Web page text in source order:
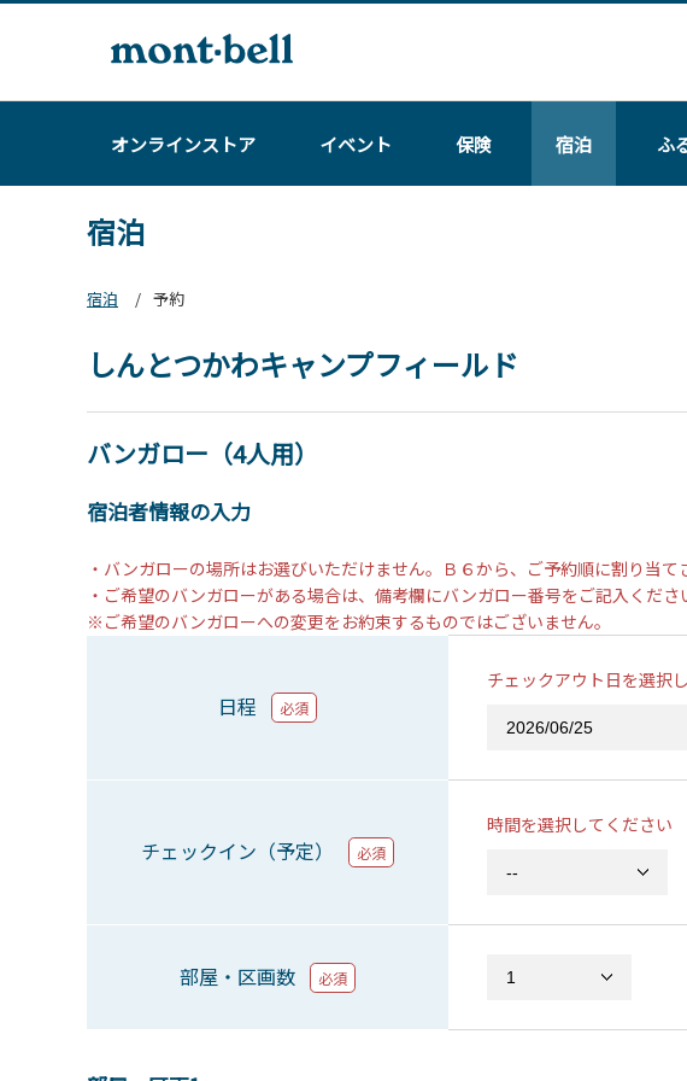
オンラインストア イベント 保険 宿泊 ふ
宿泊
宿泊
予約
しんとつかわキャンプフィールド
バンガロー（4人用）
宿泊者情報の入力
・バンガローの場所はお選びいただけません。Ｂ６から、ご予約順に割り当て
・ご希望のバンガローがある場合は、備考欄にバンガロー番号をご記入くだ
※ご希望のバンガローへの変更をお約束するものではございません。
日程 必須
チェックアウト日を選択
チェックイン（予定） 必須
時間を選択してください
部屋・区画数 必須